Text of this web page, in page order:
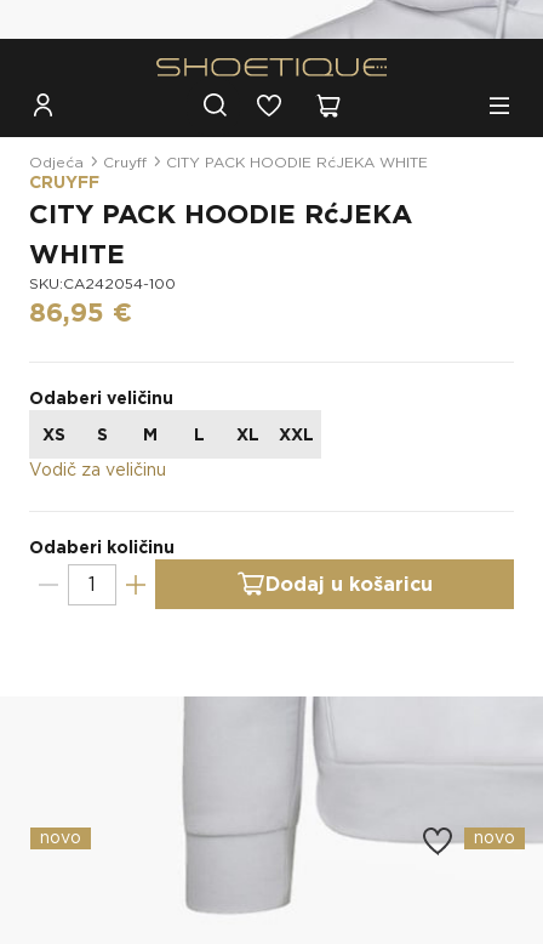
Besplatna dostava za narudžbe iznad 100€
Odjeća Cruyff CITY PACK HOODIE RćJEKA WHITE
CRUYFF
CITY PACK HOODIE RćJEKA
WHITE
SKU:CA242054-100
86,95 €
Odaberi veličinu
XS
S M L XL
XXL
Vodič za veličinu
Odaberi količinu
Dodaj u košaricu
novo novo